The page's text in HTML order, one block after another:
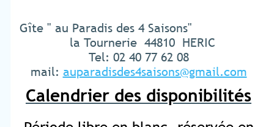
Gîte " au Paradis des 4 Saisons"
la Tournerie 44810 HERIC
Tel: 02 40 77 62 08
mail: auparadisdes4saisons@gmail.com
Calendrier des disponibilités